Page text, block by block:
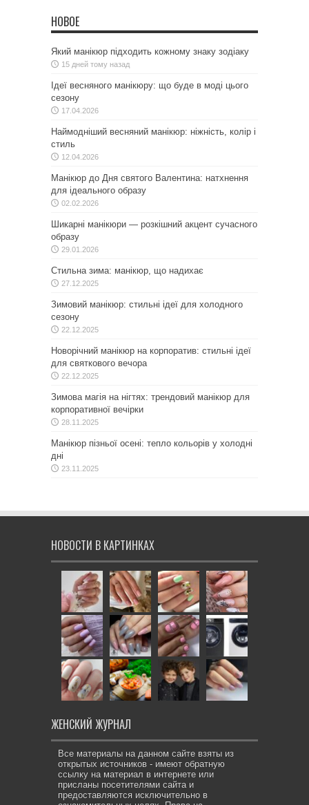
НОВОЕ
Який манікюр підходить кожному знаку зодіаку
15 дней тому назад
Ідеї весняного манікюру: що буде в моді цього
сезону
17.04.2026
Наймодніший весняний манікюр: ніжність, колір і
стиль
12.04.2026
Манікюр до Дня святого Валентина: натхнення
для ідеального образу
02.02.2026
Шикарні манікюри — розкішний акцент сучасного
образу
29.01.2026
Стильна зима: манікюр, що надихає
27.12.2025
Зимовий манікюр: стильні ідеї для холодного
сезону
22.12.2025
Новорічний манікюр на корпоратив: стильні ідеї
для святкового вечора
22.12.2025
Зимова магія на нігтях: трендовий манікюр для
корпоративної вечірки
28.11.2025
Манікюр пізньої осені: тепло кольорів у холодні
дні
23.11.2025
НОВОСТИ В КАРТИНКАХ
ЖЕНСКИЙ ЖУРНАЛ
Все материалы на данном сайте взяты из
открытых источников - имеют обратную
ссылку на материал в интернете или
присланы посетителями сайта и
предоставляются исключительно в